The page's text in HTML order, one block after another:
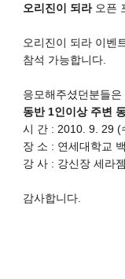
오리진이 되라오픈
오리진이 되라 이벤
참석 가능합니다.
응모해주셨던분들은
동반 1인이상 주변
시 간 : 2010. 9. 29 (
장 소 : 연세대학교
강 사 : 강신장 세라
감사합니다.